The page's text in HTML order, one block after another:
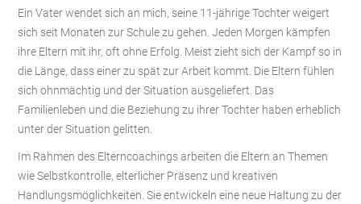
Ein Vater wendet sich an mich, seine 11-jährige Tochter weigert
sich seit Monaten zur Schule zu gehen. Jeden Morgen kämpfen
ihre Eltern mit ihr, oft ohne Erfolg. Meist zieht sich der Kampf so in
die Länge, dass einer zu spät zur Arbeit kommt. Die Eltern fühlen
sich ohnmächtig und der Situation ausgeliefert. Das
Familienleben und die Beziehung zu ihrer Tochter haben erheblich
unter der Situation gelitten.
Im Rahmen des Elterncoachings arbeiten die Eltern an Themen
wie Selbstkontrolle, elterlicher Präsenz und kreativen
Handlungsmöglichkeiten. Sie entwickeln eine neue Haltung zu der